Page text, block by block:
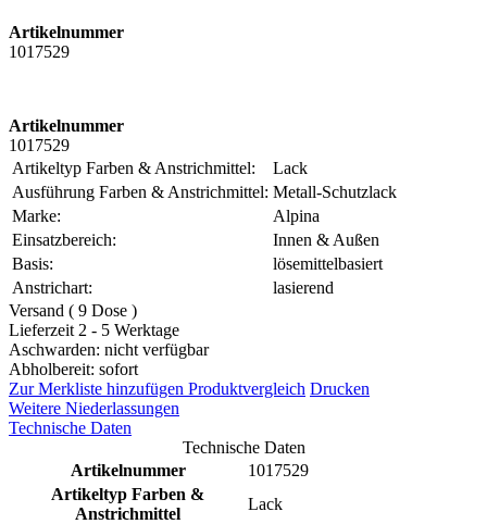
Artikelnummer
1017529
Artikelnummer
1017529
Artikeltyp Farben & Anstrichmittel:
Lack
Ausführung Farben & Anstrichmittel: Metall-Schutzlack
Marke:
Alpina
Einsatzbereich:
Innen & Außen
Basis:
lösemittelbasiert
Anstrichart:
lasierend
Versand ( 9 Dose )
Lieferzeit 2 - 5 Werktage
Aschwarden: nicht verfügbar
Abholbereit: sofort
Zur Merkliste hinzufügen Produktvergleich Drucken
Weitere Niederlassungen
Technische Daten
Technische Daten
Artikelnummer
1017529
Artikeltyp Farben &
Anstrichmittel
Lack